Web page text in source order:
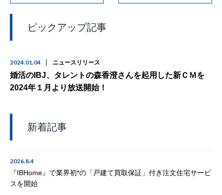
ピックアップ記事
2024.01.04 ニュースリリース
婚活のIBJ、タレントの森香澄さんを起用した新ＣＭを
2024年１月より放送開始！
新着記事
2026.8.4
『IBHome』で業界初*の「戸建て買取保証」付き注文住宅サービ
スを開始